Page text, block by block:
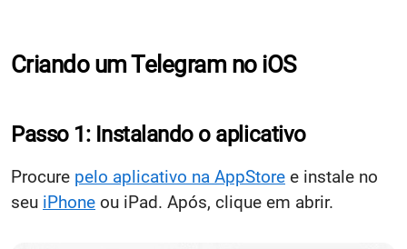
Criando um Telegram no iOS
Passo 1: Instalando o aplicativo
Procure pelo aplicativo na AppStore e instale no
seu iPhone ou iPad. Após, clique em abrir.